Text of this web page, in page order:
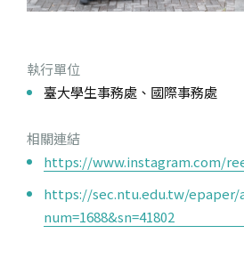
執行單位
臺大學生事務處、國際事務處
相關連結
https://www.instagram.com/
https://sec.ntu.edu.tw/epaper/
num=1688&sn=41802